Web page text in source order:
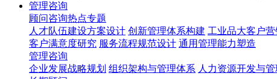
管理咨询
顾问咨询热点专题
人才队伍建设方案设计 创新管理体系构建 工业品大客户
客户满意度研究 服务流程规范设计 通用管理能力塑造
管理咨询
企业发展战略规划 组织架构与管理体系 人力资源开发与管